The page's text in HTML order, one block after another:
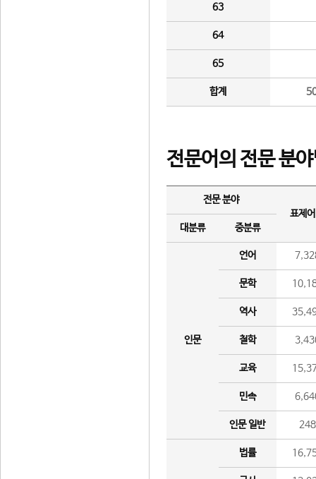
63
64
65
합계
전문어의 전문 분
전문 분야
표제
대분류
중분류
인문
언어
문학
역사
철학
교육
민속
인문 일반 248
법률